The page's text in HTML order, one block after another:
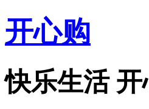
开心购
快乐生活